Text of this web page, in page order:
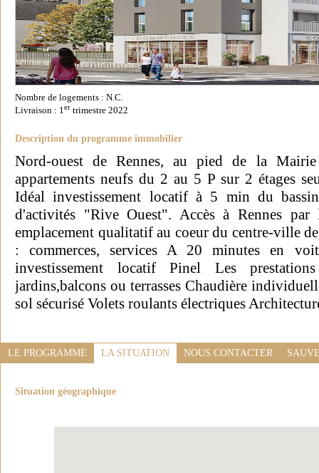
Nombre de logements : N.C.
Livraison : 1er trimestre 2022
Description du programme immobilier
Nord-ouest de Rennes, au pied de la
appartements neufs du 2 au 5 P sur 2 étages
Idéal investissement locatif à 5 min du
d'activités "Rive Ouest". Accès à Rennes
emplacement qualitatif au coeur du centre-ville
: commerces, services A 20 minutes en
investissement locatif Pinel Les
jardins,balcons ou terrasses Chaudière
sol sécurisé Volets roulants électriques
LE PROGRAMME LA SITUATION NOUS CONTACTER
Situation géographique